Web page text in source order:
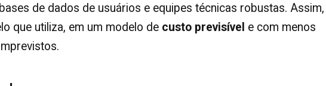
de dados de usuários e equipes técnicas robustas. Assim,
que utiliza, em um modelo de custo previsível e com menos